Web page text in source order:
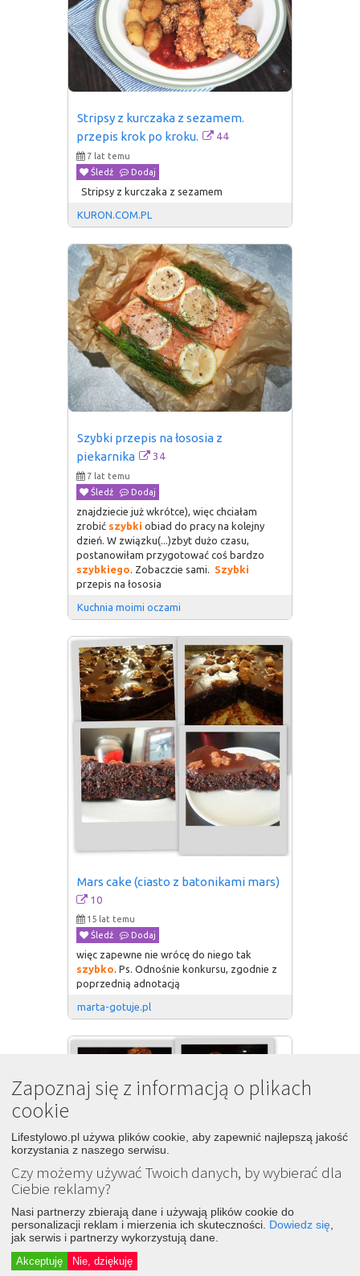
Stripsy z kurczaka z sezamem.
przepis krok po kroku.
44
7 lat temu
Śledź
Dodaj
Stripsy z kurczaka z sezamem
KURON.COM.PL
Szybki przepis na łososia z
piekarnika
34
7 lat temu
Śledź
Dodaj
znajdziecie już wkrótce), więc chciałam
zrobić szybki obiad do pracy na kolejny
dzień. W związku(...)zbyt dużo czasu,
postanowiłam przygotować coś bardzo
szybkiego. Zobaczcie sami. Szybki
przepis na łososia
Kuchnia moimi oczami
Mars cake (ciasto z batonikami mars)
10
15 lat temu
Śledź
Dodaj
więc zapewne nie wrócę do niego tak
szybko. Ps. Odnośnie konkursu, zgodnie z
poprzednią adnotacją
marta-gotuje.pl
Zapoznaj się z informacją o plikach
cookie
Lifestylowo.pl używa plików cookie, aby zapewnić najlepszą jakość
korzystania z naszego serwisu.
Czy możemy używać Twoich danych, by wybierać dla
Ciebie reklamy?
Nasi partnerzy zbierają dane i używają plików cookie do
personalizacji reklam i mierzenia ich skuteczności. Dowiedz się
jak serwis i partnerzy wykorzystują dane.
Akceptuję Nie, dziękuję